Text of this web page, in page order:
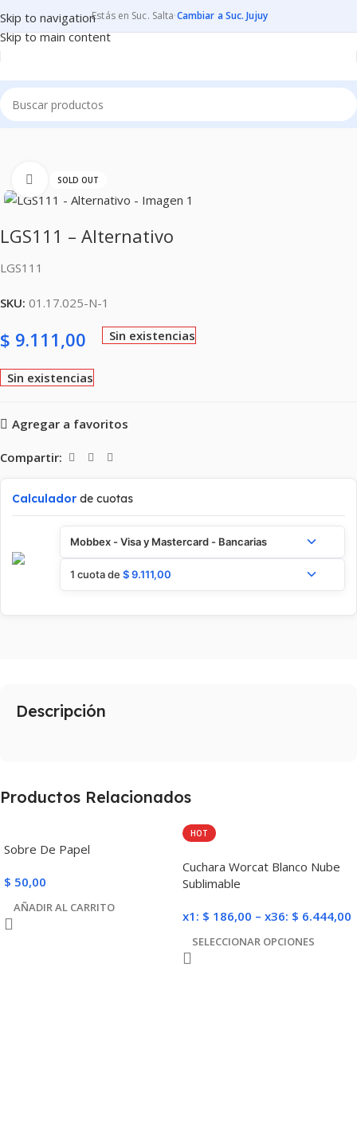
Skip to navigation
Skip to main content
Estás en Suc. Salta·Cambiar a Suc. Jujuy
Inicio CONSUMIBLES CARTUCHOS PARA IMPRESORAS
SOLD OUT
Clic para ampliar
LGS111 – Alternativo
LGS111
SKU: 01.17.025-N-1
$ 9.111,00 Sin existencias
Sin existencias
Agregar a favoritos
Compartir:
Calculador de cuotas
Mobbex - Visa y Mastercard - Bancarias
1 cuota de $9.111,00
Descripción
Productos Relacionados
Sobre De Papel
$ 50,00
AÑADIR AL CARRITO
HOT
Cuchara Worcat Blanco Nube
Sublimable
x1: $ 186,00 – x36: $ 6.444,00
SELECCIONAR OPCIONES